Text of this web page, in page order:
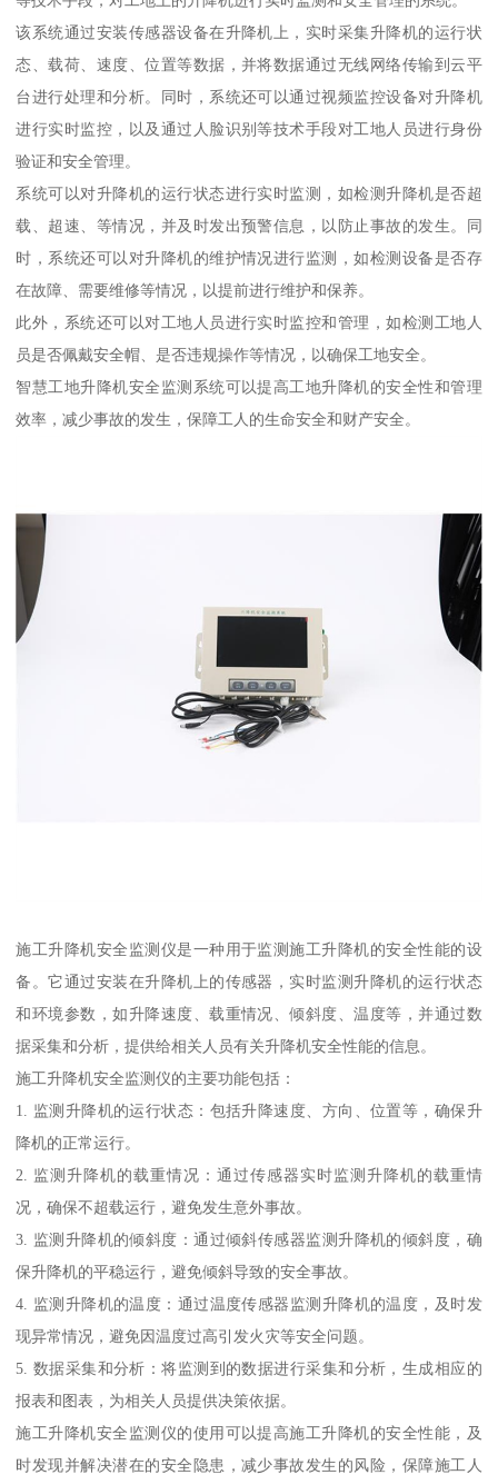
该系统通过安装传感器设备在升降机上，实时采集升降机的运行状
态、载荷、速度、位置等数据，并将数据通过无线网络传输到云平
台进行处理和分析。同时，系统还可以通过视频监控设备对升降机
进行实时监控，以及通过人脸识别等技术手段对工地人员进行身份
验证和安全管理。
系统可以对升降机的运行状态进行实时监测，如检测升降机是否超
载、超速、等情况，并及时发出预警信息，以防止事故的发生。同
时，系统还可以对升降机的维护情况进行监测，如检测设备是否存
在故障、需要维修等情况，以提前进行维护和保养。
此外，系统还可以对工地人员进行实时监控和管理，如检测工地人
员是否佩戴安全帽、是否违规操作等情况，以确保工地安全。
智慧工地升降机安全监测系统可以提高工地升降机的安全性和管理
效率，减少事故的发生，保障工人的生命安全和财产安全。
施工升降机安全监测仪是一种用于监测施工升降机的安全性能的设
备。它通过安装在升降机上的传感器，实时监测升降机的运行状态
和环境参数，如升降速度、载重情况、倾斜度、温度等，并通过数
据采集和分析，提供给相关人员有关升降机安全性能的信息。
施工升降机安全监测仪的主要功能包括：
1. 监测升降机的运行状态：包括升降速度、方向、位置等，确保升
降机的正常运行。
2. 监测升降机的载重情况：通过传感器实时监测升降机的载重情
况，确保不超载运行，避免发生意外事故。
3. 监测升降机的倾斜度：通过倾斜传感器监测升降机的倾斜度，确
保升降机的平稳运行，避免倾斜导致的安全事故。
4. 监测升降机的温度：通过温度传感器监测升降机的温度，及时发
现异常情况，避免因温度过高引发火灾等安全问题。
5. 数据采集和分析：将监测到的数据进行采集和分析，生成相应的
报表和图表，为相关人员提供决策依据。
施工升降机安全监测仪的使用可以提高施工升降机的安全性能，及
时发现并解决潜在的安全隐患，减少事故发生的风险，保障施工人